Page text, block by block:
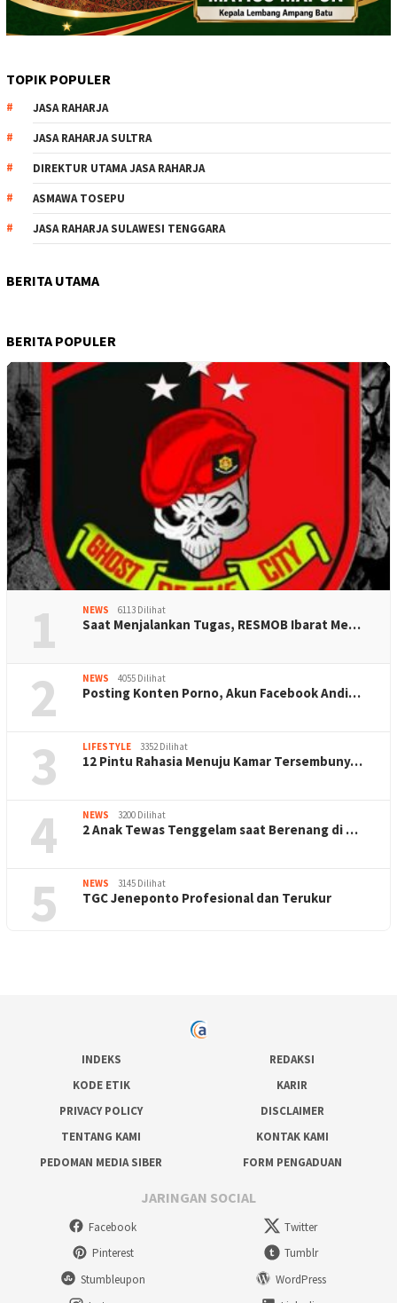
TOPIK POPULER
JASA RAHARJA
JASA RAHARJA SULTRA
DIREKTUR UTAMA JASA RAHARJA
ASMAWA TOSEPU
JASA RAHARJA SULAWESI TENGGARA
BERITA UTAMA
BERITA POPULER
1 NEWS 6113 Dilihat
Saat Menjalankan Tugas, RESMOB Ibarat Me…
2 NEWS 4055 Dilihat
Posting Konten Porno, Akun Facebook Andi…
3 LIFESTYLE 3352 Dilihat
12 Pintu Rahasia Menuju Kamar Tersembuny…
4 NEWS 3200 Dilihat
2 Anak Tewas Tenggelam saat Berenang di …
5 NEWS 3145 Dilihat
TGC Jeneponto Profesional dan Terukur
INDEKS
REDAKSI
KODE ETIK
KARIR
PRIVACY POLICY
DISCLAIMER
TENTANG KAMI
KONTAK KAMI
PEDOMAN MEDIA SIBER
FORM PENGADUAN
JARINGAN SOCIAL
Facebook
Twitter
Pinterest
Tumblr
Stumbleupon
WordPress